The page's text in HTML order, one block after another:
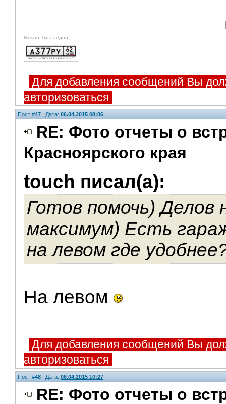
Nissan Tiida седан
Для добавления сообщений Вы
авторизоваться
Пост #47 Дата: 06.04.2015 08:06
RE: Фото отчеты о
Красноярского края
touch писал(а):
Готов помочь) Делов
максимум) Есть
на левом где
На левом
Для добавления сообщений Вы
авторизоваться
Пост #48 Дата: 06.04.2015 10:27
RE: Фото отчеты о